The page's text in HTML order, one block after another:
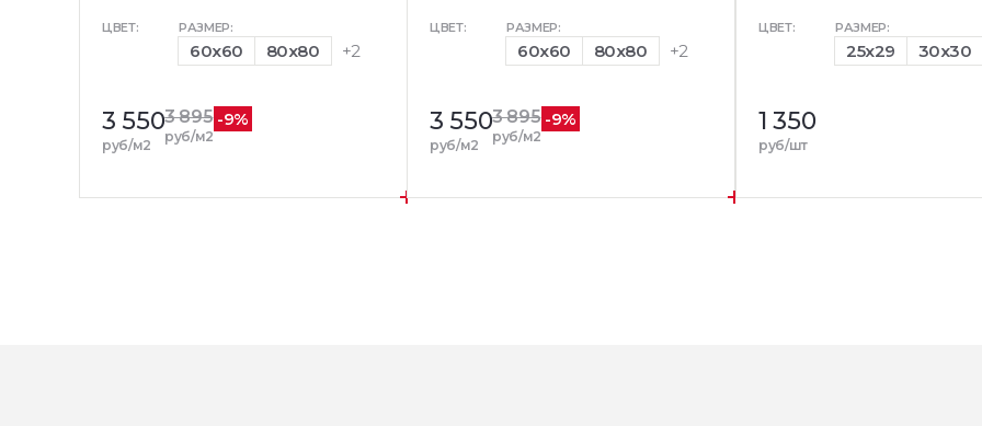
ЦВЕТ: РАЗМЕР:
60x60 80x80 +2
3 550
руб/м2
3 895
руб/м2
-9%
ЦВЕТ: РАЗМЕР:
60x60 80x80 +2
3 550
руб/м2
3 895
руб/м2
-9%
ЦВЕТ: РАЗМЕР:
25x29 30x30
1 350
руб/шт